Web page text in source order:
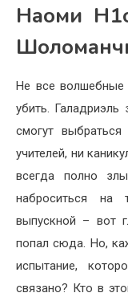
Наоми
Не все волшебные
убить. Галадриэль
смогут
учителей, ни
всегда полно
наброситься
выпускной – вот
попал сюда. Но,
испытание,
связано? Кто в